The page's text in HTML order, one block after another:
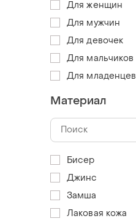
Для женщин
Для мужчин
Для девочек
Для мальчиков
Для младенцев
Материал
Бисер
Джинс
Замша
Лаковая кожа